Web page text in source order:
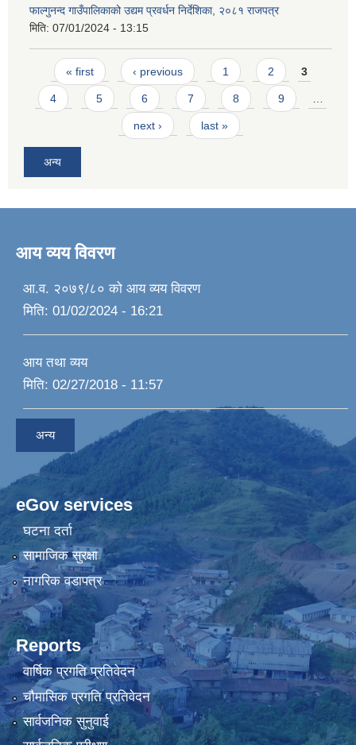
फाल्गुनन्द गाउँपालिकाको उद्यम प्रवर्धन निर्देशिका, २०८१ राजपत्र
मिति: 07/01/2024 - 13:15
Pages
« first ‹ previous 1 2 3
4 5 6 7 8 9
next › last »
अन्य
आय व्यय विवरण
आ.व. २०७९/८० को आय व्यय विवरण
मिति: 01/02/2024 - 16:21
आय तथा व्यय
मिति: 02/27/2018 - 11:57
अन्य
eGov services
घटना दर्ता
सामाजिक सुरक्षा
नागरिक वडापत्र
Reports
वार्षिक प्रगति प्रतिवेदन
चौमासिक प्रगति प्रतिवेदन
सार्वजनिक सुनुवाई